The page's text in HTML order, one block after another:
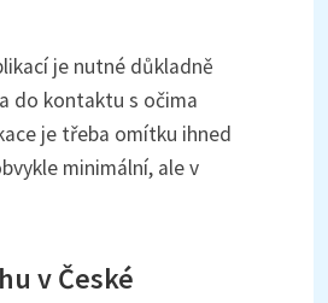
je nutné důkladně
do kontaktu s očima
je třeba omítku ihned
minimální, ale v
v České